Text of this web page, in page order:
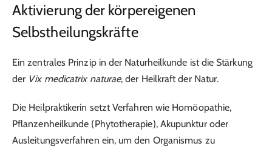
Aktivierung der körpereigenen
Selbstheilungskräfte
Ein zentrales Prinzip in der Naturheilkunde ist die Stärkung
der Vix medicatrix naturae, der Heilkraft der Natur.
Die Heilpraktikerin setzt Verfahren wie Homöopathie,
Pflanzenheilkunde (Phytotherapie), Akupunktur oder
Ausleitungsverfahren ein, um den Organismus zu